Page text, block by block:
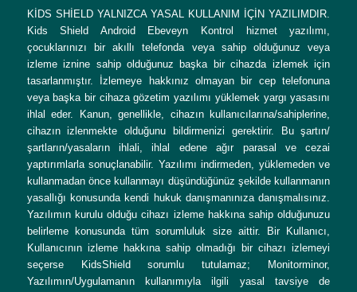
KİDS SHİELD YALNIZCA YASAL KULLANIM İÇİN YAZILIMDIR.
Kids Shield Android Ebeveyn Kontrol hizmet yazılımı,
çocuklarınızı bir akıllı telefonda veya sahip olduğunuz veya
izleme iznine sahip olduğunuz başka bir cihazda izlemek için
tasarlanmıştır. İzlemeye hakkınız olmayan bir cep telefonuna
veya başka bir cihaza gözetim yazılımı yüklemek yargı yasasını
ihlal eder. Kanun, genellikle, cihazın kullanıcılarına/sahiplerine,
cihazın izlenmekte olduğunu bildirmenizi gerektirir. Bu şartın/
şartların/yasaların ihlali, ihlal edene ağır parasal ve cezai
yaptırımlarla sonuçlanabilir. Yazılımı indirmeden, yüklemeden ve
kullanmadan önce kullanmayı düşündüğünüz şekilde kullanmanın
yasallığı konusunda kendi hukuk danışmanınıza danışmalısınız.
Yazılımın kurulu olduğu cihazı izleme hakkına sahip olduğunuzu
belirleme konusunda tüm sorumluluk size aittir. Bir Kullanıcı,
Kullanıcının izleme hakkına sahip olmadığı bir cihazı izlemeyi
seçerse KidsShield sorumlu tutulamaz; Monitorminor,
Yazılımın/Uygulamanın kullanımıyla ilgili yasal tavsiye de